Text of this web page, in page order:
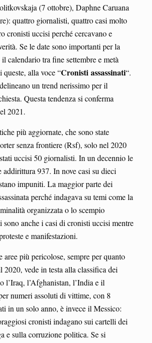
(7 ottobre), Daphne Caruana
quattro giornalisti, quattro casi molto
cronisti uccisi perché cercavano e
Se le date sono importanti per la
calendario tra fine settembre e metà
alla voce “Cronisti assassinati“.
un trend nerissimo per il
Questa tendenza si conferma
2021.
più aggiornate, che sono state
senza frontiere (Rsf), solo nel 2020
uccisi 50 giornalisti. In un decennio le
addirittura 937. In nove casi su dieci
impuniti. La maggior parte dei
perché indagava su temi come la
organizzata o lo scempio
anche i casi di cronisti uccisi mentre
e manifestazioni.
aree più pericolose, sempre per quanto
2020, vede in testa alla classifica dei
l’Iraq, l’Afghanistan, l’India e il
numeri assoluti di vittime, con 8
in un solo anno, è invece il Messico:
cronisti indagano sui cartelli dei
e sulla corruzione politica. Se si